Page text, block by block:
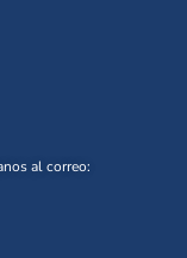
al correo: